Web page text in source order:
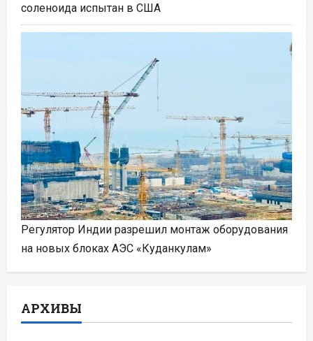
соленоида испытан в США
Регулятор Индии разрешил монтаж оборудования
на новых блоках АЭС «Куданкулам»
АРХИВЫ